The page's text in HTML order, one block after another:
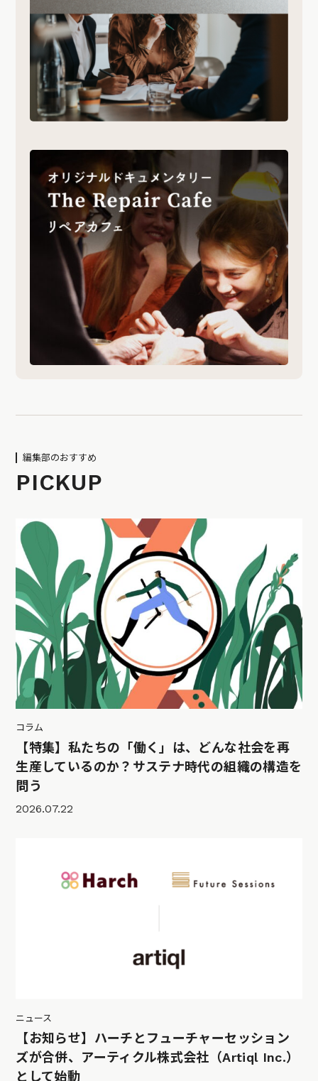
編集部のおすすめ
PICKUP
コラム
【特集】私たちの「働く」は、どんな社会を再
生産しているのか？サステナ時代の組織の構造を
問う
2026.07.22
ニュース
【お知らせ】ハーチとフューチャーセッション
ズが合併、アーティクル株式会社（Artiql Inc.）
として始動